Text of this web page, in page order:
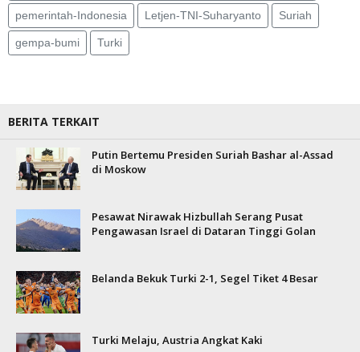
pemerintah-Indonesia Letjen-TNI-Suharyanto Suriah
gempa-bumi Turki
BERITA TERKAIT
Putin Bertemu Presiden Suriah Bashar al-Assad
di Moskow
Pesawat Nirawak Hizbullah Serang Pusat
Pengawasan Israel di Dataran Tinggi Golan
Belanda Bekuk Turki 2-1, Segel Tiket 4 Besar
Turki Melaju, Austria Angkat Kaki